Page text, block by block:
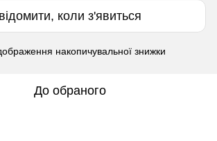
коли з'явиться
накопичувальної знижки
До обраного